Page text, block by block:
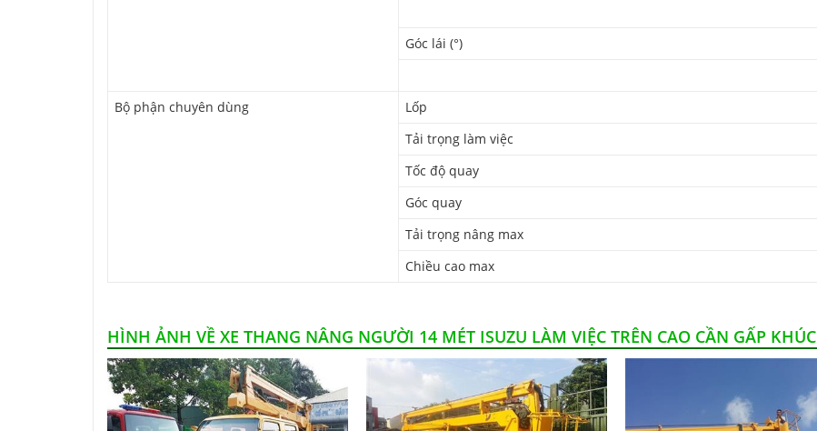
Góc lái (°)
Bộ phận chuyên dùng
Lốp
Tải trọng làm việc
Tốc độ quay
Góc quay
Tải trọng nâng max
Chiều cao max
HÌNH ẢNH VỀ XE THANG NÂNG NGƯỜI 14 MÉT ISUZU LÀM VIỆC TRÊN CAO CẦN GẤP KHÚC